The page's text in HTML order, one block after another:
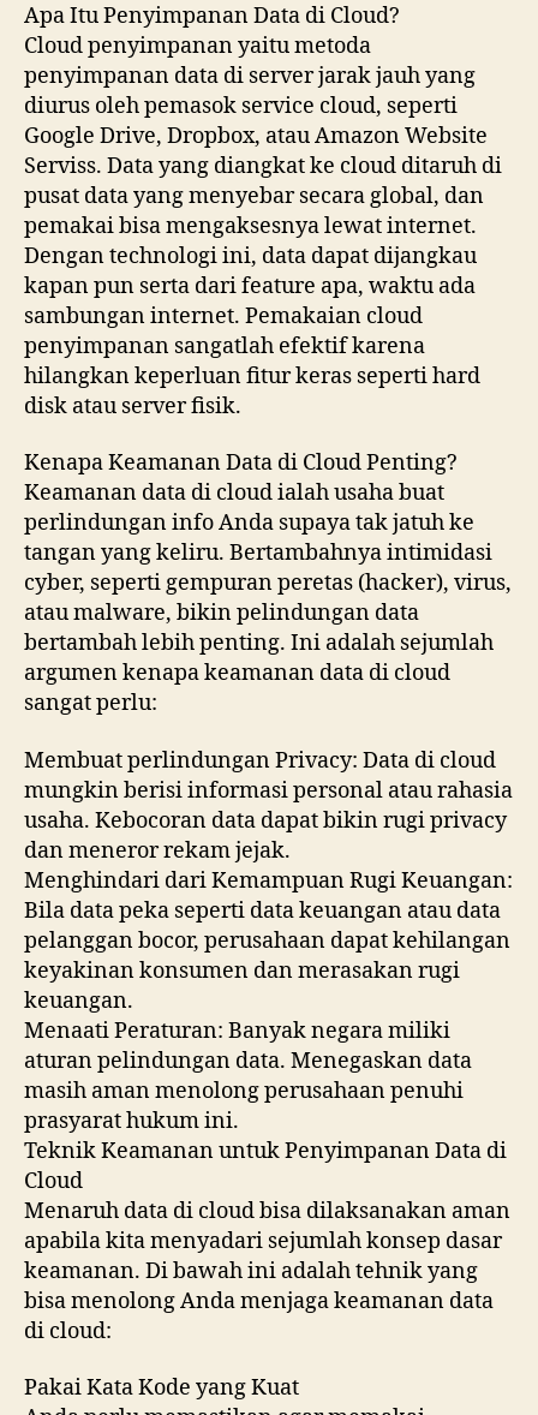
Apa Itu Penyimpanan Data di Cloud?
Cloud penyimpanan yaitu metoda
penyimpanan data di server jarak jauh yang
diurus oleh pemasok service cloud, seperti
Google Drive, Dropbox, atau Amazon Website
Serviss. Data yang diangkat ke cloud ditaruh di
pusat data yang menyebar secara global, dan
pemakai bisa mengaksesnya lewat internet.
Dengan technologi ini, data dapat dijangkau
kapan pun serta dari feature apa, waktu ada
sambungan internet. Pemakaian cloud
penyimpanan sangatlah efektif karena
hilangkan keperluan fitur keras seperti hard
disk atau server fisik.
Kenapa Keamanan Data di Cloud Penting?
Keamanan data di cloud ialah usaha buat
perlindungan info Anda supaya tak jatuh ke
tangan yang keliru. Bertambahnya intimidasi
cyber, seperti gempuran peretas (hacker), virus,
atau malware, bikin pelindungan data
bertambah lebih penting. Ini adalah sejumlah
argumen kenapa keamanan data di cloud
sangat perlu:
Membuat perlindungan Privacy: Data di cloud
mungkin berisi informasi personal atau rahasia
usaha. Kebocoran data dapat bikin rugi privacy
dan meneror rekam jejak.
Menghindari dari Kemampuan Rugi Keuangan:
Bila data peka seperti data keuangan atau data
pelanggan bocor, perusahaan dapat kehilangan
keyakinan konsumen dan merasakan rugi
keuangan.
Menaati Peraturan: Banyak negara miliki
aturan pelindungan data. Menegaskan data
masih aman menolong perusahaan penuhi
prasyarat hukum ini.
Teknik Keamanan untuk Penyimpanan Data di
Cloud
Menaruh data di cloud bisa dilaksanakan aman
apabila kita menyadari sejumlah konsep dasar
keamanan. Di bawah ini adalah tehnik yang
bisa menolong Anda menjaga keamanan data
di cloud:
Pakai Kata Kode yang Kuat